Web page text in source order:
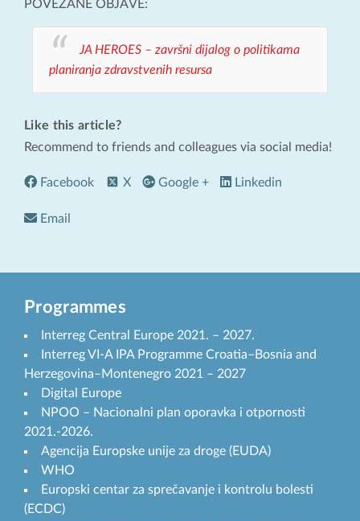
POVEZANE OBJAVE:
JA HEROES – završni dijalog o politikama
planiranja zdravstvenih resursa
Like this article?
Recommend to friends and colleagues via social media!
Facebook X Google + Linkedin
Email
Programmes
Interreg Central Europe 2021. – 2027.
Interreg VI-A IPA Programme Croatia–Bosnia and
Herzegovina–Montenegro 2021 – 2027
Digital Europe
NPOO – Nacionalni plan oporavka i otpornosti
2021.-2026.
Agencija Europske unije za droge (EUDA)
WHO
Europski centar za sprečavanje i kontrolu bolesti
(ECDC)